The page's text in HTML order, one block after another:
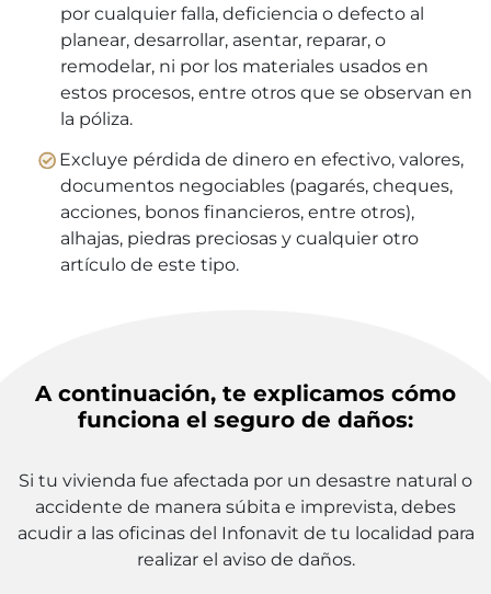
por cualquier falla, deficiencia o defecto al
planear, desarrollar, asentar, reparar, o
remodelar, ni por los materiales usados en
estos procesos, entre otros que se observan en
la póliza.
Excluye pérdida de dinero en efectivo, valores,
documentos negociables (pagarés, cheques,
acciones, bonos financieros, entre otros),
alhajas, piedras preciosas y cualquier otro
artículo de este tipo.
A continuación, te explicamos cómo
funciona el seguro de daños:
Si tu vivienda fue afectada por un desastre natural o
accidente de manera súbita e imprevista, debes
acudir a las oficinas del Infonavit de tu localidad para
realizar el aviso de daños.